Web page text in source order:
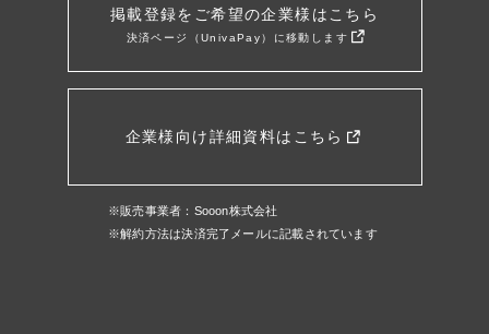
掲載登録をご希望の企業様はこちら
決済ページ（UnivaPay）に移動します
企業様向け詳細資料はこちら
※販売事業者：Sooon株式会社
※解約方法は決済完了メールに記載されています